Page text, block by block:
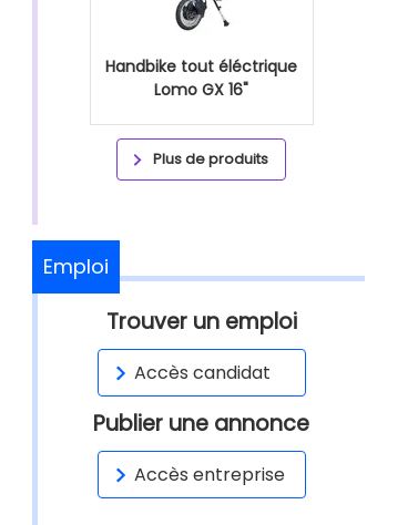
Handbike tout éléctrique
Lomo GX 16"
Plus de produits
Emploi
Trouver un emploi
Accès candidat
Publier une annonce
Accès entreprise